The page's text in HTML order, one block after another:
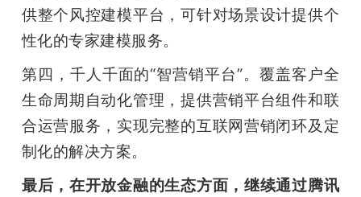
供整个风控建模平台，可针对场景设计提供个
性化的专家建模服务。
第四，千人千面的“智营销平台”。覆盖客户全
生命周期自动化管理，提供营销平台组件和联
合运营服务，实现完整的互联网营销闭环及定
制化的解决方案。
最后，在开放金融的生态方面，继续通过腾讯